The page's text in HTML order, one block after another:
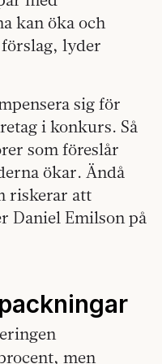
kan öka och
lyder
sig för
i konkurs. Så
som föreslår
ökar. Ändå
riskerar att
Daniel Emilson på
men